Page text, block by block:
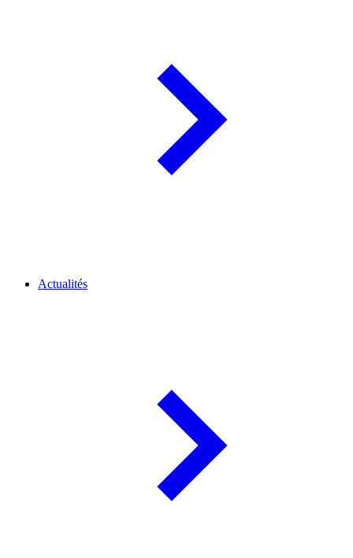
Actualités